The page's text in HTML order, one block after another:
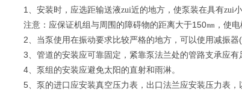
1 、安装时，应选距输送液zui近的地方，使泵装在具有zui
注意：应保证机组与周围的障碍物的距离大于150㎜，使电
2、当泵使用在振动要求比较严格的地方，可以使用减振器(
3、管道的安装应可靠固定，紧靠泵法兰处的管路支承应
4、泵组的安装应避免太阳的直射和雨淋。
5、泵的进口应安装真空压力表，出口法兰应安装压力表